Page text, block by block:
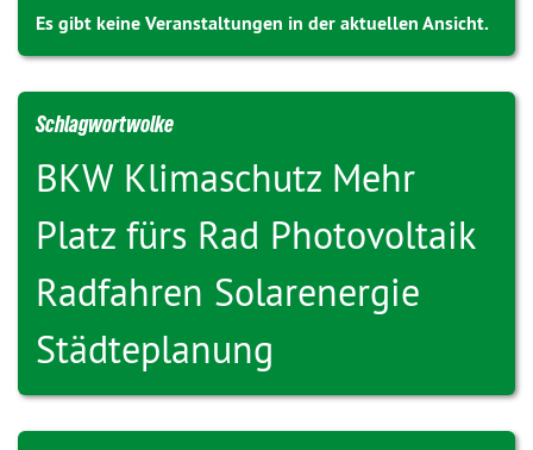
Es gibt keine Veranstaltungen in der aktuellen Ansicht.
Schlagwortwolke
BKW Klimaschutz Mehr
Platz fürs Rad Photovoltaik
Radfahren Solarenergie
Städteplanung